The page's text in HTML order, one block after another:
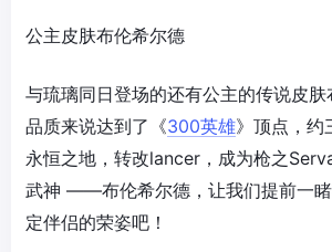
公主皮肤布伦希尔德
与琉璃同日登场的还有公主的传说皮
品质来说达到了《300英雄》顶点，约
永恒之地，转改lancer，成为枪之
武神 ——布伦希尔德，让我们提前一
定伴侣的荣姿吧！